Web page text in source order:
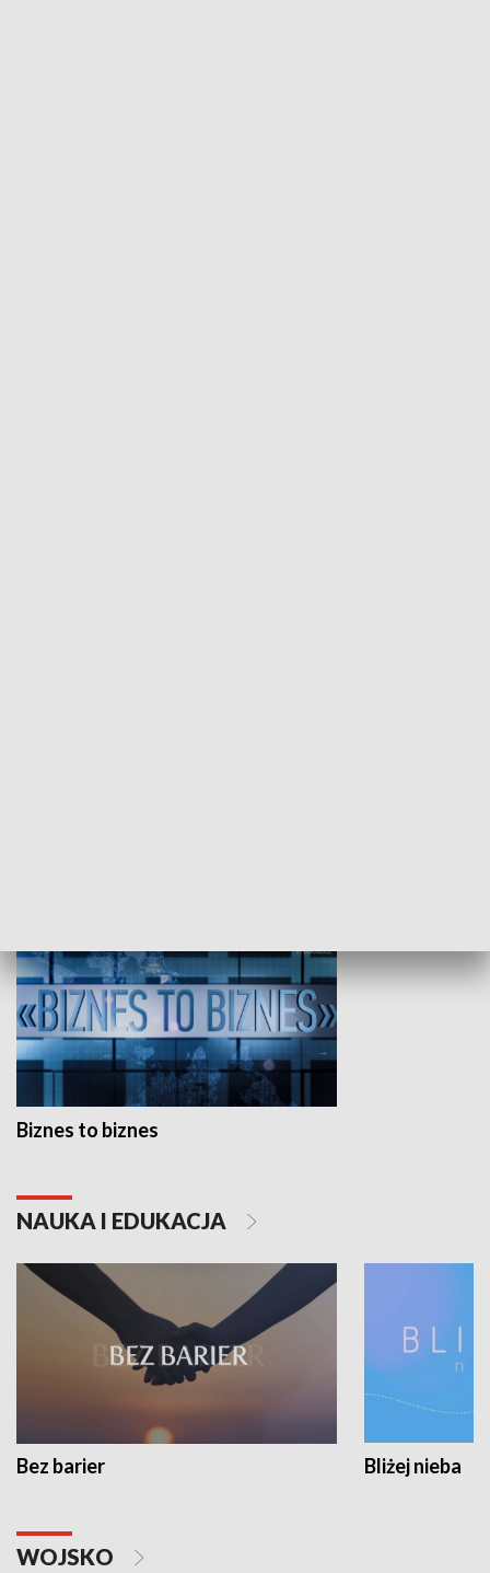
Biznes to biznes
NAUKA I EDUKACJA
Bez barier Bliżej nieba
WOJSKO